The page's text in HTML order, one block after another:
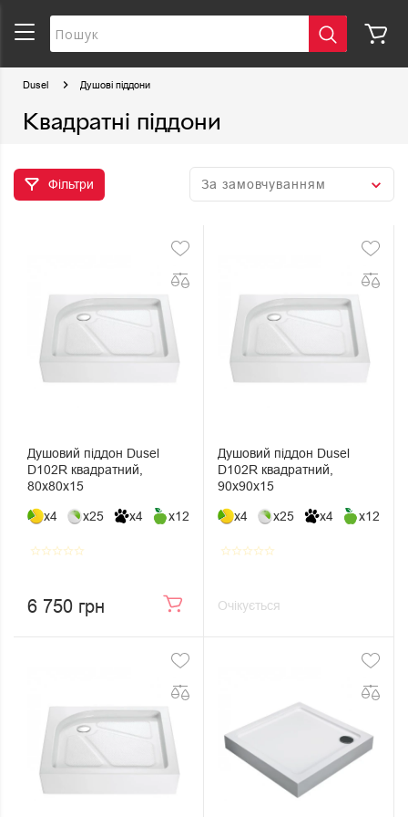
Dusel Душові піддони
Квадратні піддони
Фільтри
Душовий піддон Dusel
D102R квадратний,
80х80х15
x4 x25 x4 x12
star_borderstar_borderstar_borderstar_borderstar_border
6 750 грн
Душовий піддон Dusel
D102R квадратний,
90х90х15
x4 x25 x4 x12
star_borderstar_borderstar_borderstar_borderstar_border
Очікується